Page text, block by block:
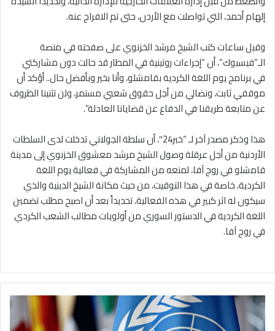
إلهام أحمد، التي تواصلت مع الأردن، حتى تم الافراج عنه.
وقبل ساعات كتب الشيخ مرشد الخزنوي على صفحته في منصة
الـ”فيسبوك”، أن “إجراءات روتينية في المطار قد حالت دون مشاركتي
في برنامج يوم اللغة الكردية بقامشلو، وأنا بخير وبأفضل حال.. أؤكد أن
موقفي ثابت، ونضالي من أجل حقوق شعبي مستمر، ولن تثنينا الظروف
عن متابعة طريقنا في الدفاع عن قضايانا العادلة”.
هذا وذكر مصدر آخر لـ “خبر24″، أن سلطة الجولاني تدخلت لدى السلطات
الأردنية من أجل عرقلة وصول الشيخ مرشد معشوق الخزنوي إلى مدينة
قامشلو في روج آفا، لمنعه من المشاركة في فعالية يوم اللغة
الكردية، خاصة في هذا التوقيت، من حيث مكانة الشيخ الدينية والذي
سيكون له اثر كبير في هذه الفعالية، تحديداً بعد أن اصبح مطلب تضمين
اللغة الكردية في الدستور السوري من أولويات مطالب الشعب الكردي
في روج آفا.
رغم
إقرارها
بالوضع